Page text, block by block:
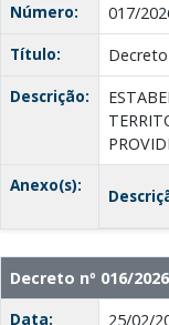
Número:
017/
Título:
Descrição:
Anexo(s):
Decreto nº 016/2026
Data:
25/02/